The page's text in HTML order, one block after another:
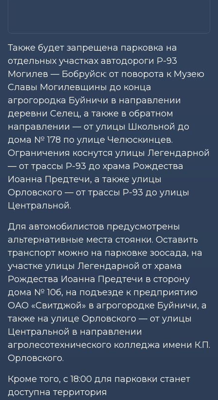
Также будет запрещена парковка на
отдельных участках автодороги Р-93
Могилев — Бобруйск: от поворота к Музею
Славы Могилевщины до конца
агрогородка Буйничи в направлении
деревни Селец, а также в обратном
направлении — от улицы Школьной до
дома № 178 по улице Челюскинцев.
Ограничения коснутся улицы Легендарной
— от трассы Р-93 до храма Рождества
Иоанна Предтечи, а также улицы
Орловского — от трассы Р-93 до улицы
Центральной.
Для автомобилистов предусмотрены
альтернативные места стоянки. Оставить
транспорт можно на парковке зоосада, на
участке улицы Легендарной от храма
Рождества Иоанна Предтечи в сторону
дома № 10б, на подъезде к предприятию
ОАО «Свитджой» в агрогородке Буйничи, а
также на улице Орловского — от улицы
Центральной в направлении
агролесотехнического колледжа имени К.П.
Орловского.
Кроме того, с 18:00 для парковки станет
доступна территория